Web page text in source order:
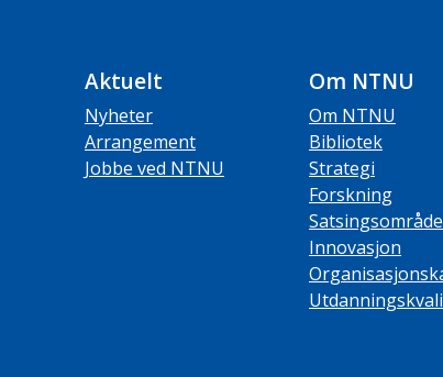
Aktuelt
Nyheter
Arrangement
Jobbe ved NTNU
Om NTNU
Om NTNU
Bibliotek
Strategi
Forskning
Innovasjon